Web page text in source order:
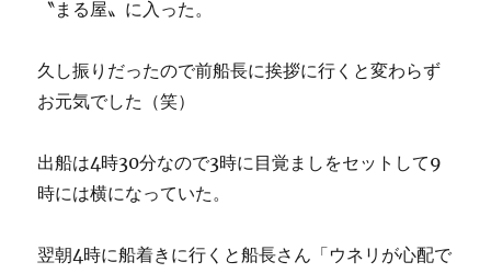
〝まる屋〟に入った。
久し振りだったので前船長に挨拶に行くと変わらず
お元気でした（笑）
出船は4時30分なので3時に目覚ましをセットして9
時には横になっていた。
翌朝4時に船着きに行くと船長さん「ウネリが心配で